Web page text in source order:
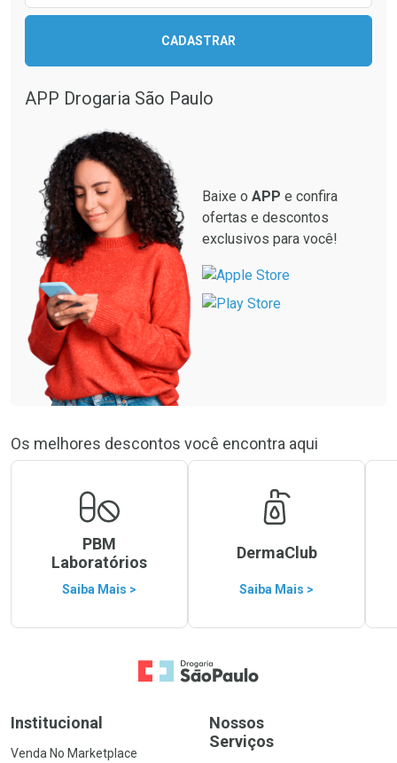
CADASTRAR
APP Drogaria São Paulo
Baixe o APP e confira
ofertas e descontos
exclusivos para você!
Os melhores descontos você encontra aqui
PBM
Laboratórios
Saiba Mais >
DermaClub
Saiba Mais >
Ir para a Home
Institucional
Venda No Marketplace
Nossos
Serviços